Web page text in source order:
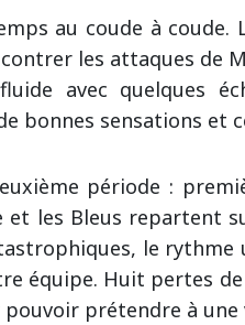
au coude à
les attaques de
avec quelques
bonnes sensations
période :
et les Bleus repartent
le
équipe. Huit pertes
prétendre à une